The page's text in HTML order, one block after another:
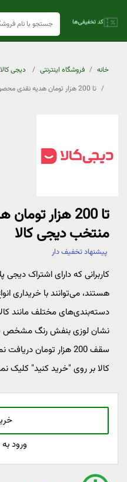
خانه فروشگاه اینترنتی
دیجی کالا
تا 200 هزار تومان هدیه نقدی محصولات منتخب دیجی کالا
تا 200 هزار
منتخب دیجی کالا
پیشنهاد تخفیف دار
کاربرانی که دارای اشتراک دیجی
هستند، می‌توانند با خریداری
دسته‌بندی‌های مختلف مانند
سقف 200 هزار تومان
کالا بر روی "خرید کنید" کلیک
ورود